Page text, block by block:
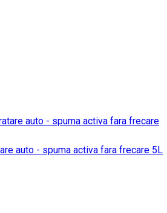
auto - spuma activa fara frecare 5L